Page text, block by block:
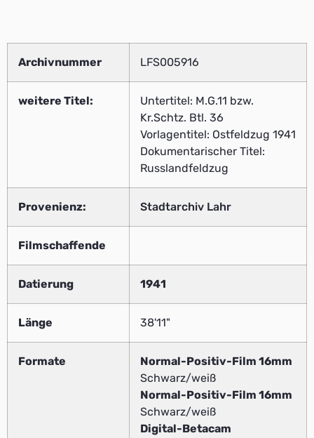
Archivnummer LFS005916
weitere Titel:
Untertitel: M.G.11 bzw.
Kr.Schtz. Btl. 36
Vorlagentitel: Ostfeldzug 1941
Dokumentarischer Titel:
Russlandfeldzug
Provenienz: Stadtarchiv Lahr
Filmschaffende
Datierung 1941
Länge 38'11"
Formate
Normal-Positiv-Film 16mm
Schwarz/weiß
Normal-Positiv-Film 16mm
Schwarz/weiß
Digital-Betacam